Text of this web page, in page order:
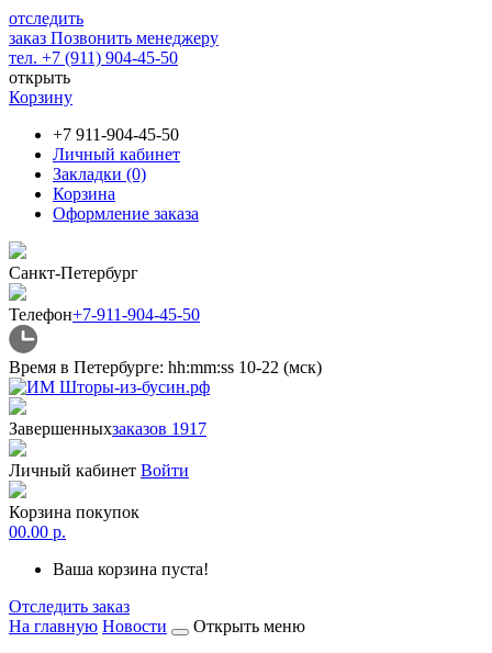
отследить
заказ Позвонить менеджеру
тел. +7 (911) 904-45-50
открыть
Корзину
+7 911-904-45-50
Личный кабинет
Закладки (0)
Корзина
Оформление заказа
Санкт-Петербург
Телефон+7-911-904-45-50
Время в Петербурге: hh:mm:ss 10-22 (мск)
Завершенныхзаказов 1917
Личный кабинет Войти
Корзина покупок
00.00 р.
Ваша корзина пуста!
Отследить заказ
На главную Новости
Открыть меню